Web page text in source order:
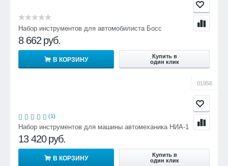
Набор инструментов для автомобилиста Босс
8 662 руб.
В КОРЗИНУ
Купить в
один клик
01956
(1)
Набор инструментов для машины автомеханика НИА-1
13 420 руб.
В КОРЗИНУ
Купить в
один клик